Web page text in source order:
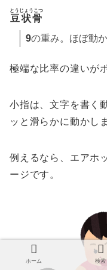
豆状骨
とうじょうこつ
9の重み。ほぼ動か
極端な比率の違いが
小指は、文字を書く
ッと滑らかに動かし
例えるなら、エアホ
ージです。
ホーム 検索